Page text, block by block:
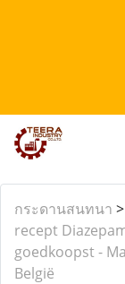
กระดานสนทนา >
recept
goedkoopst -
België